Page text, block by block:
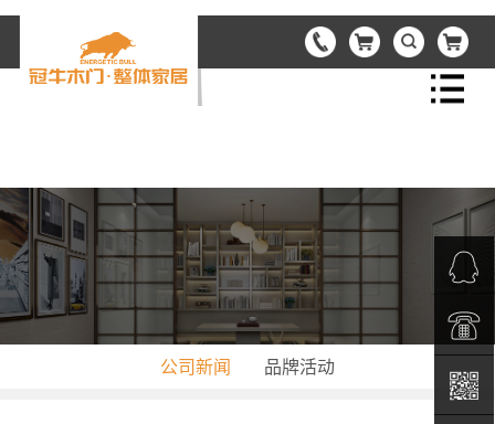
关于冠牛
产品中心
资讯中心 QQ客服
电话热
公司新闻 品牌活动